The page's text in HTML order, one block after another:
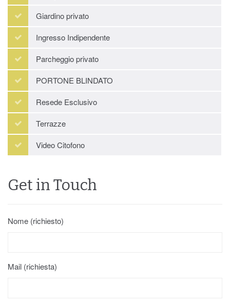
Giardino privato
Ingresso Indipendente
Parcheggio privato
PORTONE BLINDATO
Resede Esclusivo
Terrazze
Video Citofono
Get in Touch
Nome (richiesto)
Mail (richiesta)